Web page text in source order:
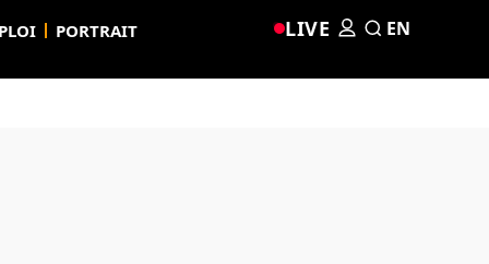
PORTRAIT LIVE EN